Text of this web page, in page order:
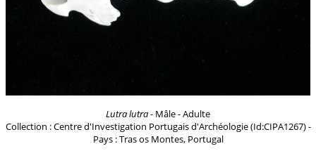
Lutra lutra- Mâle - Adulte
Collection : Centre d'Investigation Portugais d'Archéologie (Id:CIPA1267) -
Pays : Tras os Montes, Portugal